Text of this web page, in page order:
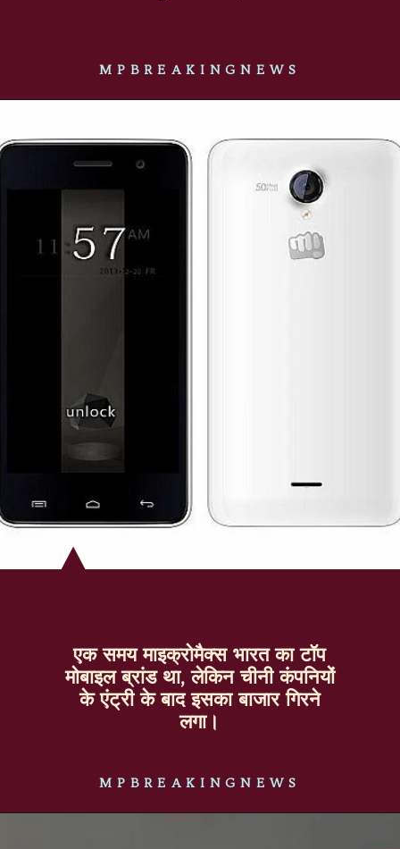
MPBREAKINGNEWS
MPBREAKINGNEWS
एक समय माइक्रोमैक्स भारत का टॉप
मोबाइल ब्रांड था, लेकिन चीनी कंपनियों
के एंट्री के बाद इसका बाजार गिरने
लगा।